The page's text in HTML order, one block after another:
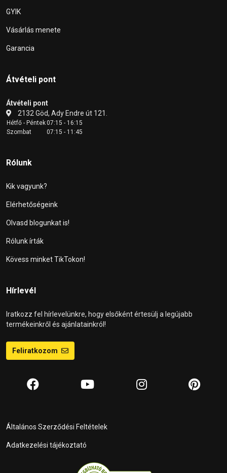
GYIK
Vásárlás menete
Garancia
Átvételi pont
Átvételi pont
2132 Göd, Ady Endre út 121.
Hétfő - Péntek07:15 - 16:15
Szombat
07:15 - 11:45
Rólunk
Kik vagyunk?
Elérhetőségeink
Olvasd blogunkat is!
Rólunk írták
Kövess minket TikTokon!
Hírlevél
Iratkozz fel hírlevelünkre, hogy elsőként értesülj a legújabb
termékeinkről és ajánlatainkról!
Feliratkozom
Általános Szerződési Feltételek
Adatkezelési tájékoztató